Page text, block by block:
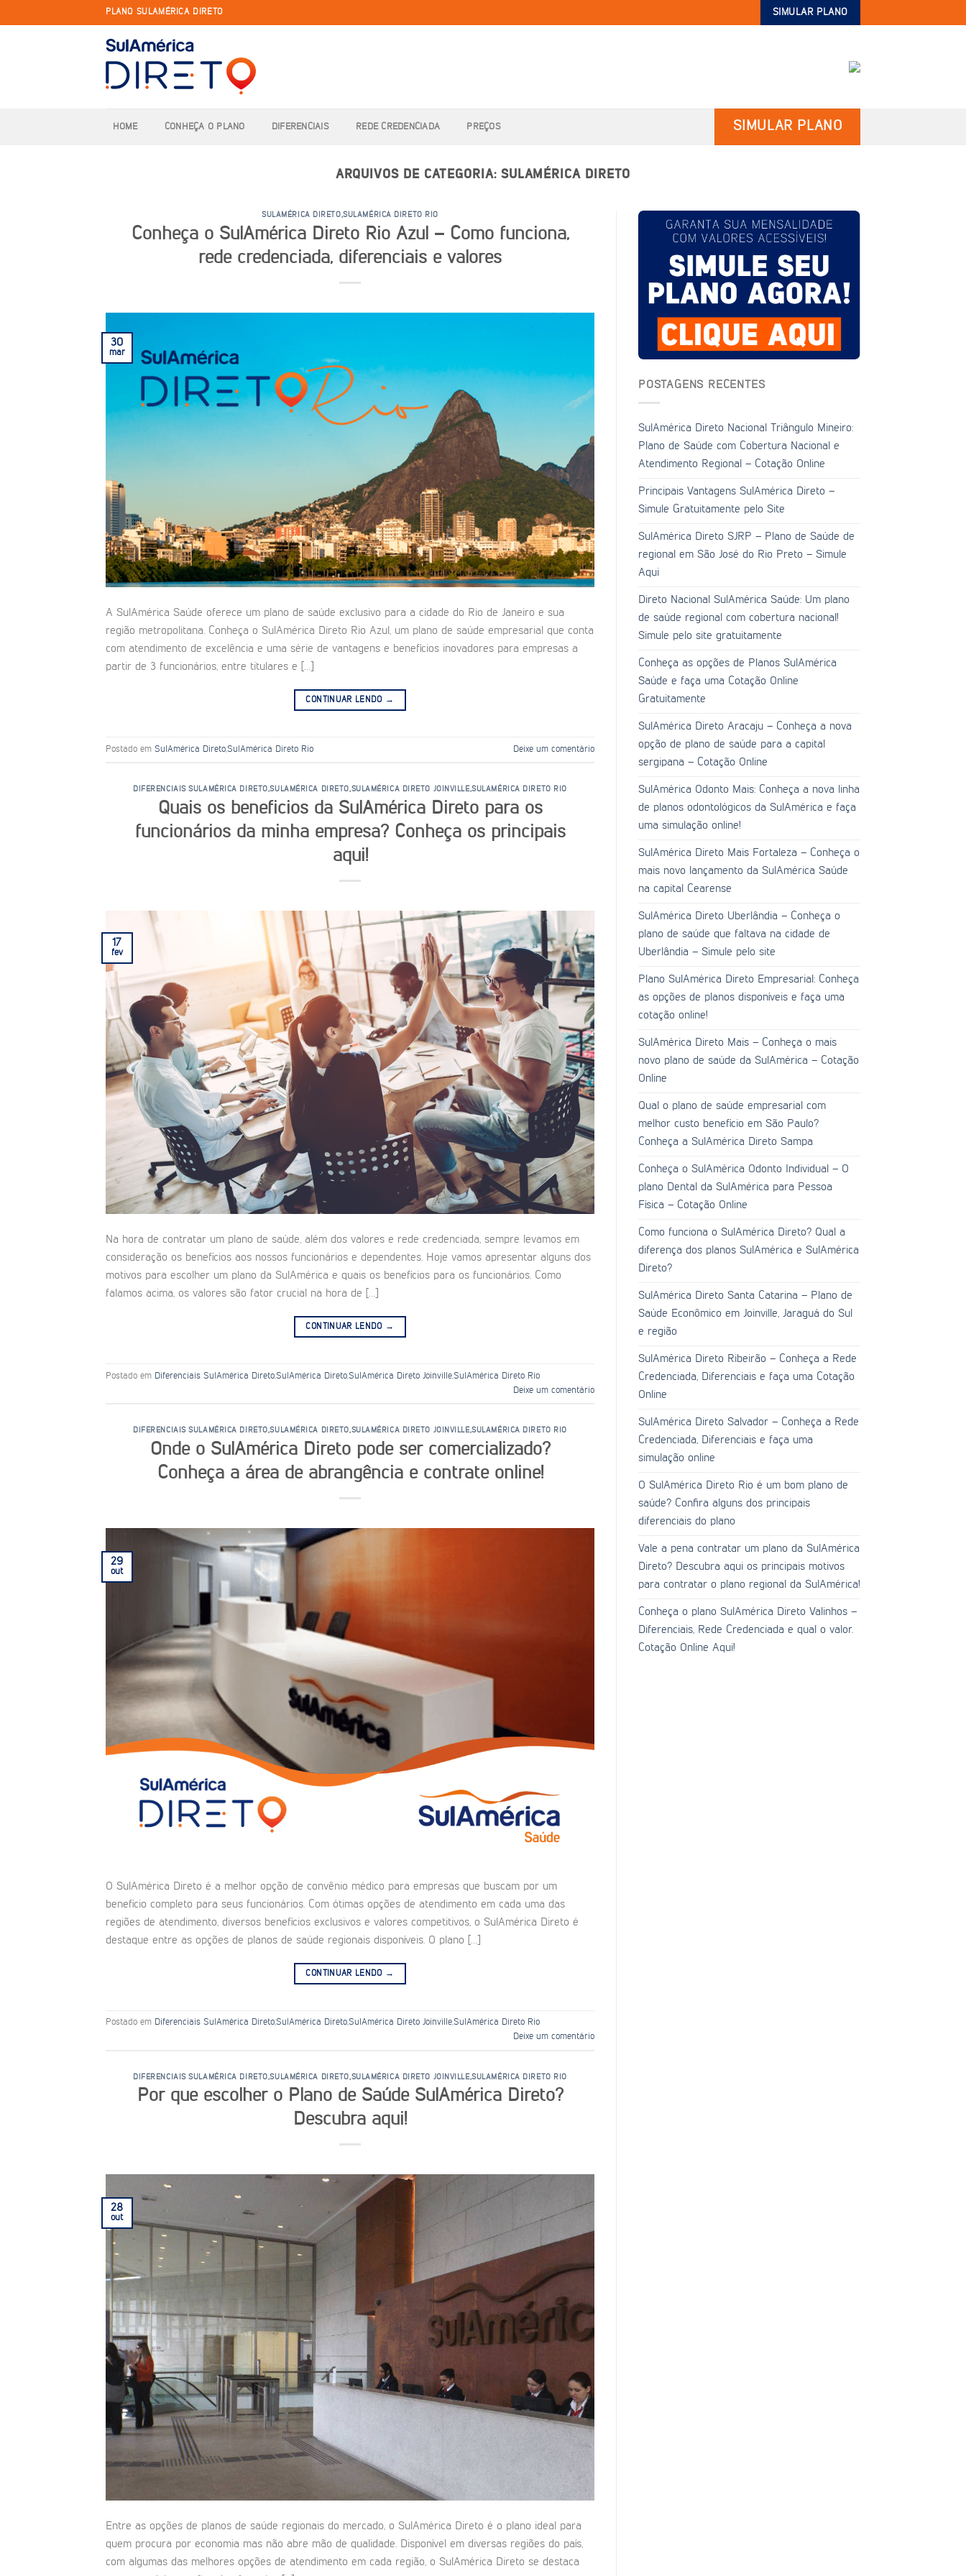
to
PLANO SULAMÉRICA DIRETO SIMULAR PLANO
HOME CONHEÇA O PLANO DIFERENCIAIS REDE CREDENCIADA PREÇOS SIMULAR PLANO
ARQUIVOS DE CATEGORIA: SULAMÉRICA DIRETO
SULAMÉRICA DIRETO,SULAMÉRICA DIRETO RIO
Conheça o SulAmérica Direto Rio Azul – Como funciona,
rede credenciada, diferenciais e valores
30
mar
A SulAmérica Saúde oferece um plano de saúde exclusivo para a cidade do Rio de Janeiro e sua
região metropolitana. Conheça o SulAmérica Direto Rio Azul, um plano de saúde empresarial que conta
com atendimento de excelência e uma série de vantagens e benefícios inovadores para empresas a
partir de 3 funcionários, entre titulares e […]
CONTINUAR LENDO →
Postado em SulAmérica Direto,SulAmérica Direto Rio Deixe um comentário
DIFERENCIAIS SULAMÉRICA DIRETO,SULAMÉRICA DIRETO,SULAMÉRICA DIRETO JOINVILLE,SULAMÉRICA DIRETO RIO
Quais os beneficios da SulAmérica Direto para os
funcionários da minha empresa? Conheça os principais
aqui!
17
fev
Na hora de contratar um plano de saúde, além dos valores e rede credenciada, sempre levamos em
consideração os benefícios aos nossos funcionários e dependentes. Hoje vamos apresentar alguns dos
motivos para escolher um plano da SulAmérica e quais os benefícios para os funcionários. Como
falamos acima, os valores são fator crucial na hora de […]
CONTINUAR LENDO →
Postado em Diferenciais SulAmérica Direto,SulAmérica Direto,SulAmérica Direto Joinville,SulAmérica Direto Rio
Deixe um comentário
DIFERENCIAIS SULAMÉRICA DIRETO,SULAMÉRICA DIRETO,SULAMÉRICA DIRETO JOINVILLE,SULAMÉRICA DIRETO RIO
Onde o SulAmérica Direto pode ser comercializado?
Conheça a área de abrangência e contrate online!
29
out
O SulAmérica Direto é a melhor opção de convênio médico para empresas que buscam por um
benefício completo para seus funcionários. Com ótimas opções de atendimento em cada uma das
regiões de atendimento, diversos benefícios exclusivos e valores competitivos, o SulAmérica Direto é
destaque entre as opções de planos de saúde regionais disponíveis. O plano […]
CONTINUAR LENDO →
Postado em Diferenciais SulAmérica Direto,SulAmérica Direto,SulAmérica Direto Joinville,SulAmérica Direto Rio
Deixe um comentário
DIFERENCIAIS SULAMÉRICA DIRETO,SULAMÉRICA DIRETO,SULAMÉRICA DIRETO JOINVILLE,SULAMÉRICA DIRETO RIO
Por que escolher o Plano de Saúde SulAmérica Direto?
Descubra aqui!
28
out
Entre as opções de planos de saúde regionais do mercado, o SulAmérica Direto é o plano ideal para
quem procura por economia mas não abre mão de qualidade. Disponível em diversas regiões do país,
com algumas das melhores opções de atendimento em cada região, o SulAmérica Direto se destaca
POSTAGENS RECENTES
SulAmérica Direto Nacional Triângulo Mineiro:
Plano de Saúde com Cobertura Nacional e
Atendimento Regional – Cotação Online
Principais Vantagens SulAmérica Direto –
Simule Gratuitamente pelo Site
SulAmérica Direto SJRP – Plano de Saúde de
regional em São José do Rio Preto – Simule
Aqui
Direto Nacional SulAmérica Saúde: Um plano
de saúde regional com cobertura nacional!
Simule pelo site gratuitamente
Conheça as opções de Planos SulAmérica
Saúde e faça uma Cotação Online
Gratuitamente
SulAmérica Direto Aracaju – Conheça a nova
opção de plano de saúde para a capital
sergipana – Cotação Online
SulAmérica Odonto Mais: Conheça a nova linha
de planos odontológicos da SulAmérica e faça
uma simulação online!
SulAmérica Direto Mais Fortaleza – Conheça o
mais novo lançamento da SulAmérica Saúde
na capital Cearense
SulAmérica Direto Uberlândia – Conheça o
plano de saúde que faltava na cidade de
Uberlândia – Simule pelo site
Plano SulAmérica Direto Empresarial: Conheça
as opções de planos disponíveis e faça uma
cotação online!
SulAmérica Direto Mais – Conheça o mais
novo plano de saúde da SulAmérica – Cotação
Online
Qual o plano de saúde empresarial com
melhor custo benefício em São Paulo?
Conheça a SulAmérica Direto Sampa
Conheça o SulAmérica Odonto Individual – O
plano Dental da SulAmérica para Pessoa
Física – Cotação Online
Como funciona o SulAmérica Direto? Qual a
diferença dos planos SulAmérica e SulAmérica
Direto?
SulAmérica Direto Santa Catarina – Plano de
Saúde Econômico em Joinville, Jaraguá do Sul
e região
SulAmérica Direto Ribeirão – Conheça a Rede
Credenciada, Diferenciais e faça uma Cotação
Online
SulAmérica Direto Salvador – Conheça a Rede
Credenciada, Diferenciais e faça uma
simulação online
O SulAmérica Direto Rio é um bom plano de
saúde? Confira alguns dos principais
diferenciais do plano
Vale a pena contratar um plano da SulAmérica
Direto? Descubra aqui os principais motivos
para contratar o plano regional da SulAmérica!
Conheça o plano SulAmérica Direto Valinhos –
Diferenciais, Rede Credenciada e qual o valor.
Cotação Online Aqui!